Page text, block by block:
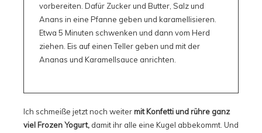
vorbereiten. Dafür Zucker und Butter, Salz und
Anans in eine Pfanne geben und karamellisieren.
Etwa 5 Minuten schwenken und dann vom Herd
ziehen. Eis auf einen Teller geben und mit der
Ananas und Karamellsauce anrichten.
Ich schmeiße jetzt noch weitermit Konfetti und rühre ganz
viel Frozen Yogurt, damit ihr alle eine Kugel abbekommt. Und